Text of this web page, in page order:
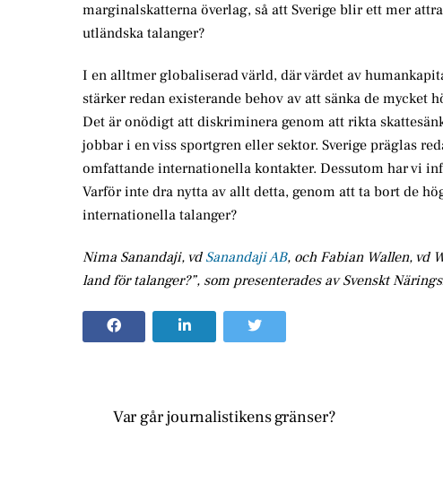
marginalskatterna överlag, så att Sverige blir ett mer
utländska talanger?
I en alltmer globaliserad värld, där värdet av
stärker redan existerande behov av att sänka de mycket
Det är onödigt att diskriminera genom att rikta
jobbar i en viss sportgren eller sektor. Sverige präglas
omfattande internationella kontakter. Dessutom har vi
Varför inte dra nytta av allt detta, genom att ta bort de
internationella talanger?
Nima Sanandaji, vd Sanandaji AB, och Fabian Wallen, vd
land för talanger?”, som presenterades av Svenskt
Var går journalistikens gränser?